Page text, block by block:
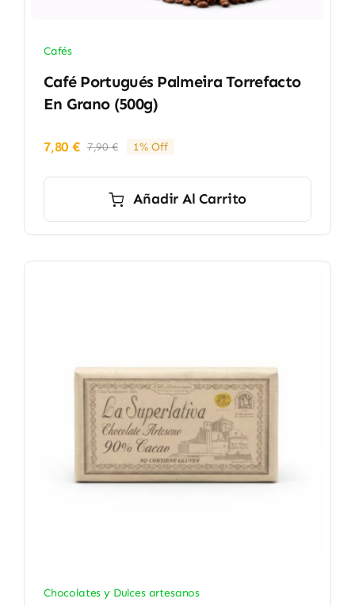
Cafés
Café Portugués Palmeira Torrefacto
En Grano (500g)
7,90€El
era:
7,80€
El
es:
1% Off
Añadir Al Carrito
Chocolates y Dulces artesanos